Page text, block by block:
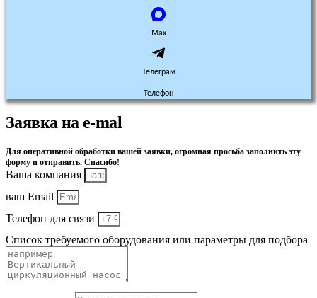
Max
Телеграм
Телефон
Заявка на e-mal
Для оперативной обработки вашей заявки, огромная просьба заполнить эту
форму и отправить. Спасибо!
Ваша компания
ваш Email
Телефон для связи
Список требуемого оборудования или параметры для подбора